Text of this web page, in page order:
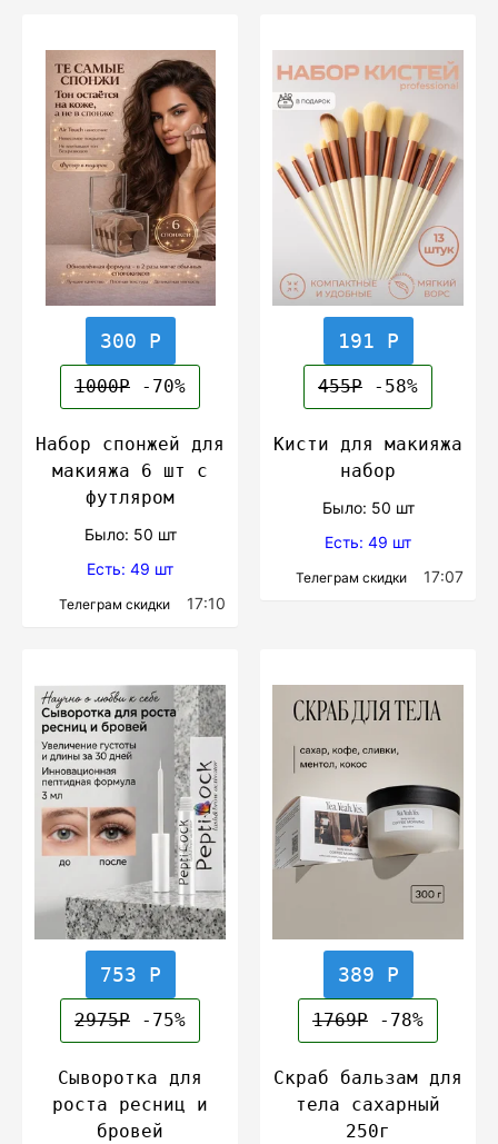
300 Р
1000Р -70%
Набор спонжей для
макияжа 6 шт с
футляром
Было: 50 шт
Есть: 49 шт
Телеграм скидки 17:10
191 Р
455Р -58%
Кисти для макияжа
набор
Было: 50 шт
Есть: 49 шт
Телеграм скидки 17:07
753 Р
2975Р -75%
Сыворотка для
роста ресниц и
бровей
389 Р
1769Р -78%
Скраб бальзам для
тела сахарный
250г